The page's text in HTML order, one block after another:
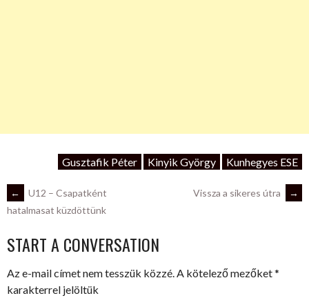
Gusztafik Péter Kinyik György Kunhegyes ESE
POST
NAVIGATION
←
U12 – Csapatként
hatalmasat küzdöttünk
Vissza a sikeres útra →
START A CONVERSATION
Az e-mail címet nem tesszük közzé. A kötelező mezőket*
karakterrel jelöltük